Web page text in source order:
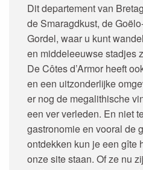
Dit departement van
de Smaragdkust, de
Gordel, waar u kunt
en middeleeuwse stadjes
De Côtes d’Armor heeft
en een uitzonderlijke
er nog de megalithische
een ver verleden. En niet
gastronomie en vooral de
ontdekken kun je een gîte
onze site staan. Of ze nu